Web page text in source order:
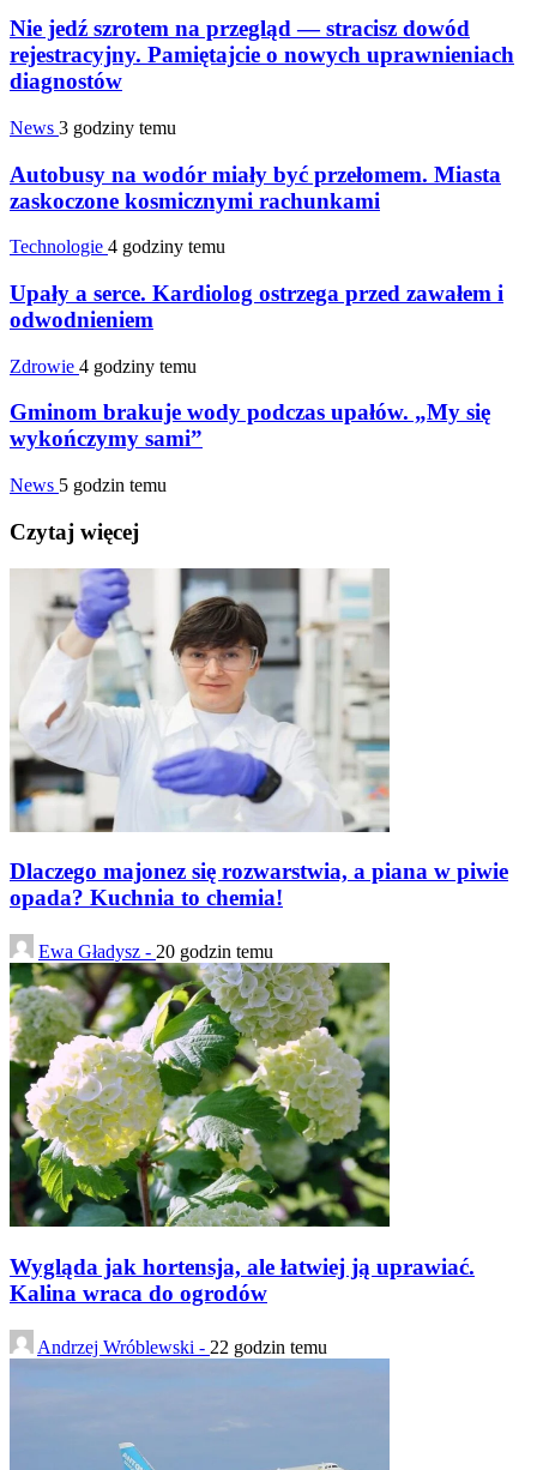
Nie jedź szrotem na przegląd — stracisz dowód
rejestracyjny. Pamiętajcie o nowych uprawnieniach
diagnostów
News 3 godziny temu
Autobusy na wodór miały być przełomem. Miasta
zaskoczone kosmicznymi rachunkami
Technologie 4 godziny temu
Upały a serce. Kardiolog ostrzega przed zawałem i
odwodnieniem
Zdrowie 4 godziny temu
Gminom brakuje wody podczas upałów. „My się
wykończymy sami”
News 5 godzin temu
Czytaj więcej
Dlaczego majonez się rozwarstwia, a piana w piwie
opada? Kuchnia to chemia!
Ewa Gładysz - 20 godzin temu
Wygląda jak hortensja, ale łatwiej ją uprawiać.
Kalina wraca do ogrodów
Andrzej Wróblewski - 22 godzin temu